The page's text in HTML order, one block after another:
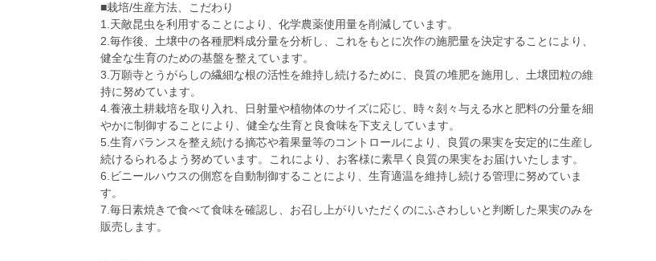
■栽培/生産方法、こだわり
1.天敵昆虫を利用することにより、化学農薬使用量を削減しています。
2.毎作後、土壌中の各種肥料成分量を分析し、これをもとに次作の施肥量を決定することにより、
健全な生育のための基盤を整えています。
3.万願寺とうがらしの繊細な根の活性を維持し続けるために、良質の堆肥を施用し、土壌団粒の維
持に努めています。
4.養液土耕栽培を取り入れ、日射量や植物体のサイズに応じ、時々刻々与える水と肥料の分量を細
やかに制御することにより、健全な生育と良食味を下支えしています。
5.生育バランスを整え続ける摘芯や着果量等のコントロールにより、良質の果実を安定的に生産し
続けるられるよう努めています。これにより、お客様に素早く良質の果実をお届けいたします。
6.ビニールハウスの側窓を自動制御することにより、生育適温を維持し続ける管理に努めていま
す。
7.毎日素焼きで食べて食味を確認し、お召し上がりいただくのにふさわしいと判断した果実のみを
販売します。